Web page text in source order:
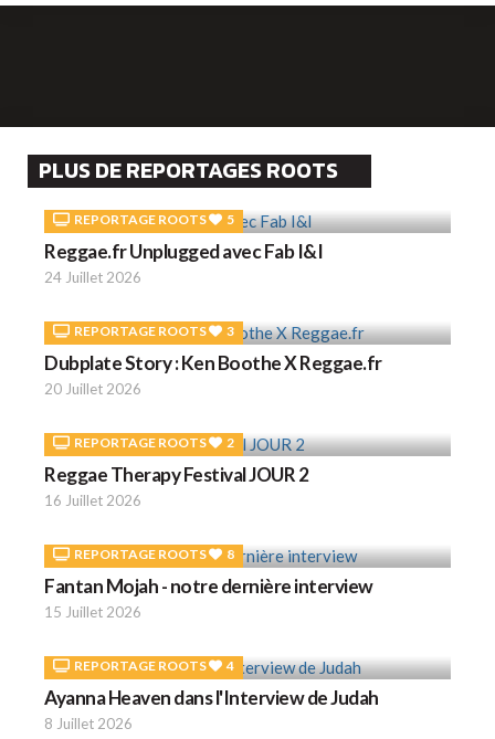
PLUS DE REPORTAGES ROOTS
REPORTAGE ROOTS 5
Reggae.fr Unplugged avec Fab I&I
24 Juillet 2026
REPORTAGE ROOTS 3
Dubplate Story : Ken Boothe X Reggae.fr
20 Juillet 2026
REPORTAGE ROOTS 2
Reggae Therapy Festival JOUR 2
16 Juillet 2026
REPORTAGE ROOTS 8
Fantan Mojah - notre dernière interview
15 Juillet 2026
REPORTAGE ROOTS 4
Ayanna Heaven dans l'Interview de Judah
8 Juillet 2026